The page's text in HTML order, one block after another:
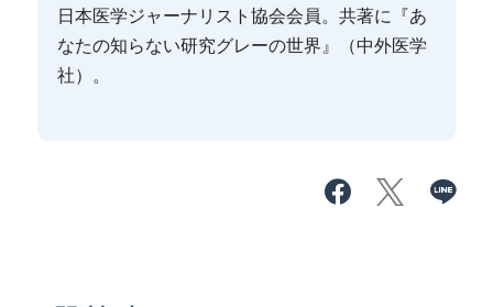
日本医学ジャーナリスト協会会員。共著に『あ
なたの知らない研究グレーの世界』（中外医学
社）。